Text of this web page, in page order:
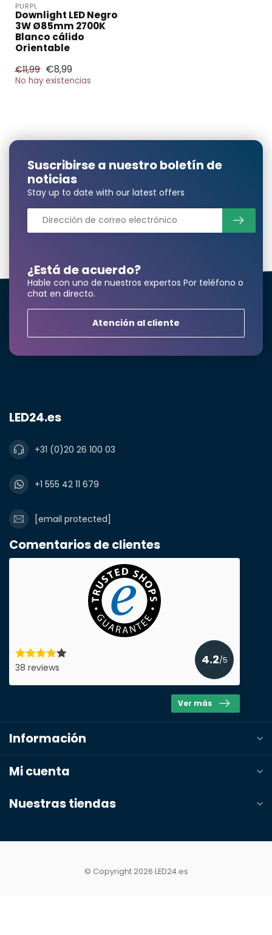
PURPL
Downlight LED Negro
3W Ø85mm 2700K
Blanco cálido
Orientable
€11,99 €8,99
No hay existencias
¿Necesita una
correo electrónico*
Número de teléfono*
Nombre de la empresa
Producto* cantidad*
¿Está de acuerdo?
Hable con uno de nuestros expertos Por teléfono o
chat en directo.
Atención al cliente
Suscribirse a nuestro boletín de
noticias
Stay up to date with our latest offers
LED24.es
+31 (0)20 26 100 03
+1 555 42 11 679
[email protected]
Comentarios de clientes
38 reviews
4.2/5
Ver más
Información
Mi cuenta
Nuestras tiendas
© Copyright 2026 LED24.es